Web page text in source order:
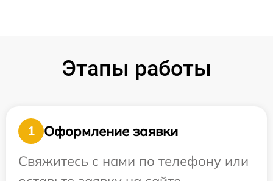
Этапы работы
1
Оформление заявки
Свяжитесь с нами по телефону или